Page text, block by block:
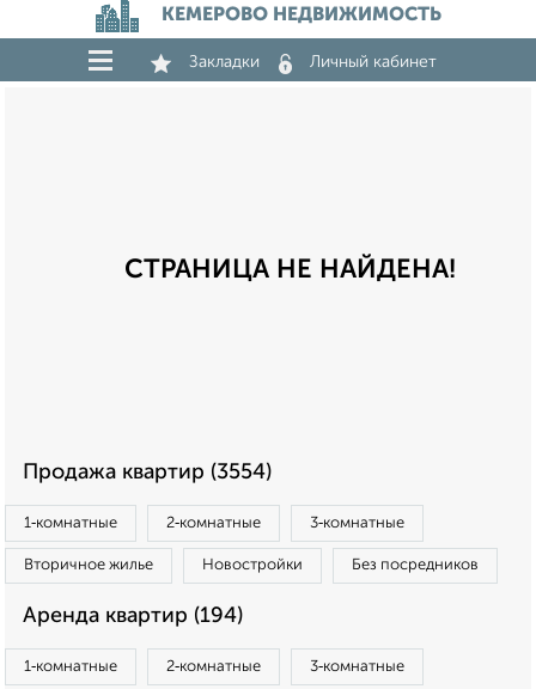
КЕМЕРОВО НЕДВИЖИМОСТЬ
Закладки Личный кабинет
СТРАНИЦА НЕ НАЙДЕНА!
Продажа квартир (3554)
1‑комнатные 2‑комнатные 3‑комнатные
Вторичное жилье Новостройки Без посредников
Аренда квартир (194)
1‑комнатные 2‑комнатные 3‑комнатные